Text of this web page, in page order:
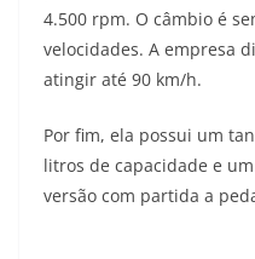
4.500 rpm. O câmbio é
velocidades. A empresa
atingir até 90 km/h.
Por fim, ela possui um
litros de capacidade e
versão com partida a